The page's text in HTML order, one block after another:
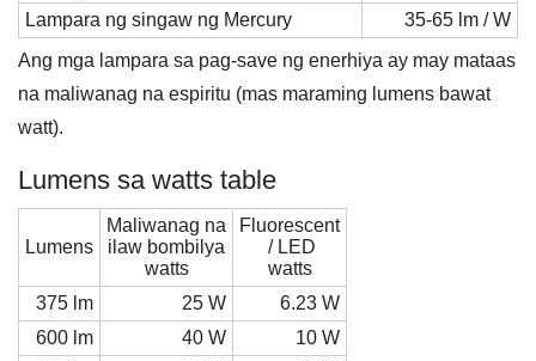
Lampara ng singaw ng Mercury
35-65 lm / W
Ang mga lampara sa pag-save ng enerhiya ay may mataas
na maliwanag na espiritu (mas maraming lumens bawat
watt).
Lumens sa watts table
Lumens
Maliwanag na
ilaw bombilya
watts
Fluorescent
/ LED
watts
375 lm
25 W
6.23 W
600 lm
40 W
10 W